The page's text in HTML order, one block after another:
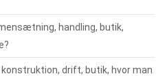
handling, butik,
konstruktion, drift, butik, hvor man